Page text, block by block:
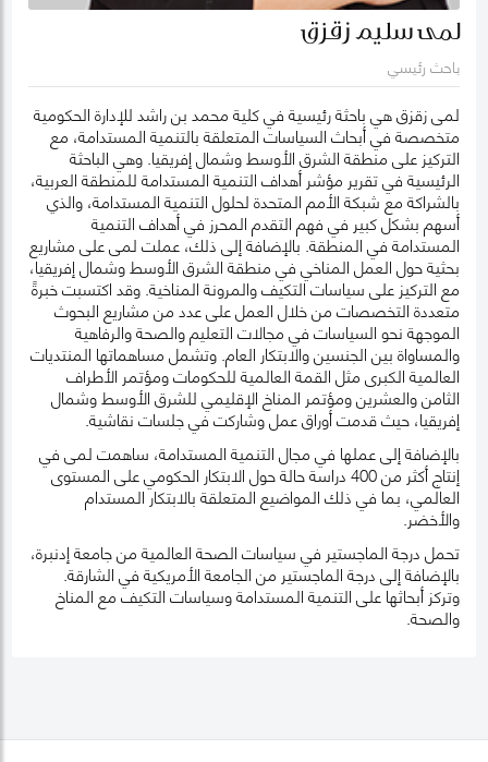
لمى سليم زقزق
باحث رئيسي
لمى زقزق هي باحثة رئيسية في كلية محمد بن راشد للإدارة الحكومية
متخصصة في أبحاث السياسات المتعلقة بالتنمية المستدامة، مع
التركيز على منطقة الشرق الأوسط وشمال إفريقيا. وهي الباحثة
الرئيسية في تقرير مؤشر أهداف التنمية المستدامة للمنطقة العربية،
بالشراكة مع شبكة الأمم المتحدة لحلول التنمية المستدامة، والذي
أسهم بشكل كبير في فهم التقدم المحرز في أهداف التنمية
المستدامة في المنطقة. بالإضافة إلى ذلك، عملت لمى على مشاريع
بحثية حول العمل المناخي في منطقة الشرق الأوسط وشمال إفريقيا،
مع التركيز على سياسات التكيف والمرونة المناخية. وقد اكتسبت خبرةً
متعددة التخصصات من خلال العمل على عدد من مشاريع البحوث
الموجهة نحو السياسات في مجالات التعليم والصحة والرفاهية
والمساواة بين الجنسين والابتكار العام. وتشمل مساهماتها المنتديات
العالمية الكبرى مثل القمة العالمية للحكومات ومؤتمر الأطراف
الثامن والعشرين ومؤتمر المناخ الإقليمي للشرق الأوسط وشمال
إفريقيا، حيث قدمت أوراق عمل وشاركت في جلسات نقاشية.
بالإضافة إلى عملها في مجال التنمية المستدامة، ساهمت لمى في
إنتاج أكثر من 400 دراسة حالة حول الابتكار الحكومي على المستوى
العالمي، بما في ذلك المواضيع المتعلقة بالابتكار المستدام
والأخضر.
تحمل درجة الماجستير في سياسات الصحة العالمية من جامعة إدنبرة،
بالإضافة إلى درجة الماجستير من الجامعة الأمريكية في الشارقة.
وتركز أبحاثها على التنمية المستدامة وسياسات التكيف مع المناخ
والصحة.